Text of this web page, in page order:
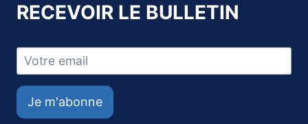
RECEVOIR LE BULLETIN
Je m'abonne